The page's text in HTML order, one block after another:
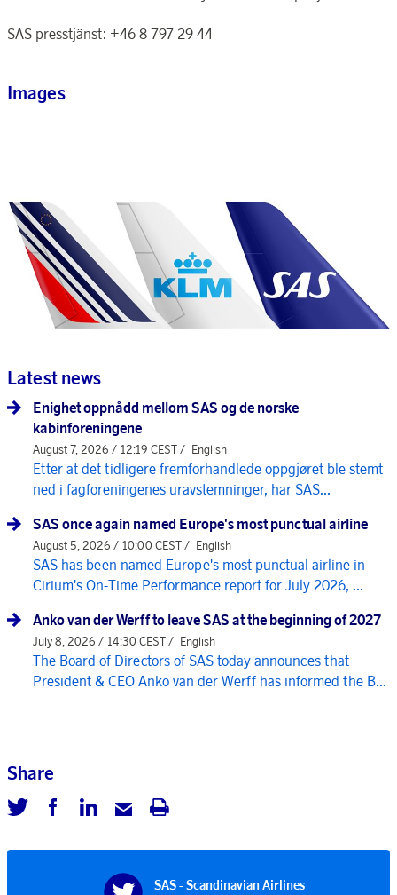
SAS presstjänst: +46 8 797 29 44
Images
Latest news
Enighet oppnådd mellom SAS og de norske
kabinforeningene
August 7, 2026 / 12:19 CEST / English
Etter at det tidligere fremforhandlede oppgjøret ble stemt
ned i fagforeningenes uravstemninger, har SAS...
SAS once again named Europe's most punctual airline
August 5, 2026 / 10:00 CEST / English
SAS has been named Europe's most punctual airline in
Cirium's On-Time Performance report for July 2026, ...
Anko van der Werff to leave SAS at the beginning of 2027
July 8, 2026 / 14:30 CEST / English
The Board of Directors of SAS today announces that
President & CEO Anko van der Werff has informed the B...
Share
SAS - Scandinavian Airlines